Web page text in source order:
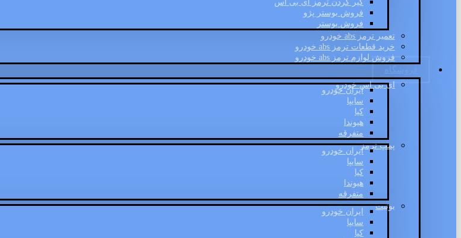
گیر کردن ترمز ای بی اس
فروش بوستر پژو
فروش بوستر
تعمیر ترمز abs خودرو
خرید قطعات ترمز abs خودرو
فروش لوازم ترمز abs خودرو
فروشگاه
ای بی اس خودرو
ایران خودرو
سایپا
کیا
هیوندا
متفرقه
پمپ ترمز
ایران خودرو
سایپا
کیا
هیوندا
متفرقه
یونیت
ایران خودرو
سایپا
کیا